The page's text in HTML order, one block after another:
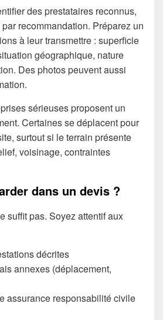
des prestataires reconnus,
recommandation. Préparez un
à leur transmettre : superficie
géographique, nature
Des photos peuvent aussi
sérieuses proposent un
Certaines se déplacent pour
surtout si le terrain présente
voisinage, contraintes
dans un devis ?
suffit pas. Soyez attentif aux
décrites
annexes (déplacement,
assurance responsabilité civile